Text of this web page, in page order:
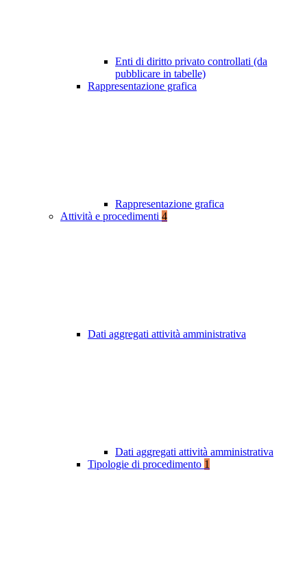
Enti di diritto privato controllati (da
pubblicare in tabelle)
Rappresentazione grafica
Rappresentazione grafica
Attività e procedimenti 4
Dati aggregati attività amministrativa
Dati aggregati attività amministrativa
Tipologie di procedimento 1